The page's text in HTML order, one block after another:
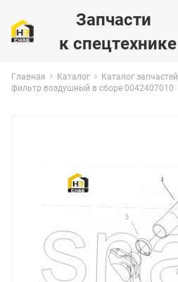
Запчасти
к спецтехнике
Главная Каталог Каталог запчастей
фильтр воздушный в сборе 0042407010